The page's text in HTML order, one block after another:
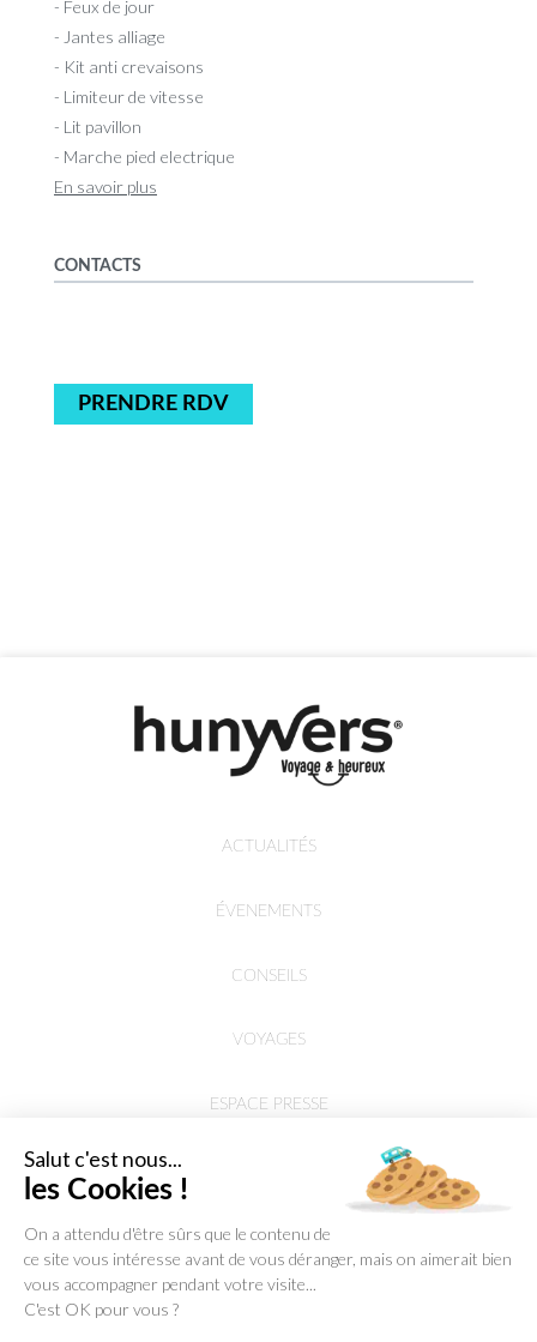
- Feux de jour
- Jantes alliage
- Kit anti crevaisons
- Limiteur de vitesse
- Lit pavillon
- Marche pied electrique
En savoir plus
CONTACTS
PRENDRE RDV
ACTUALITÉS
ÉVENEMENTS
CONSEILS
VOYAGES
ESPACE PRESSE
Salut c'est nous...
les Cookies !
On a attendu d'être sûrs que le contenu de
ce site vous intéresse avant de vous déranger, mais on aimerait bien
vous accompagner pendant votre visite...
C'est OK pour vous ?